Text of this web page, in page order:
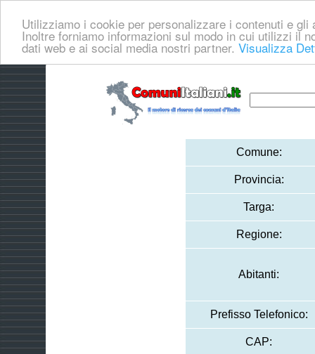
Utilizziamo i cookie per personalizzare i contenuti e
Inoltre forniamo informazioni sul modo in cui utilizzi il
dati web e ai social media nostri partner. Visualizza
Comune:
Provincia:
Targa:
Regione:
Abitanti:
Prefisso Telefonico:
CAP: